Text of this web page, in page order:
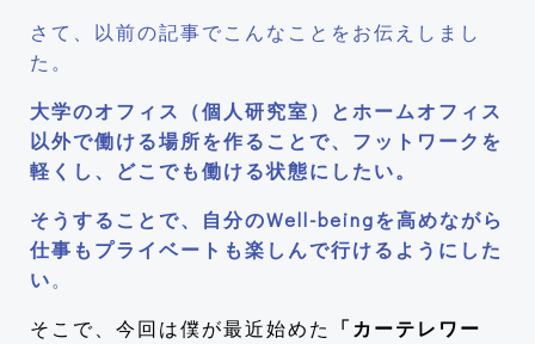
さて、以前の記事でこんなことをお伝えしまし
た。
大学のオフィス（個人研究室）とホームオフィス
以外で働ける場所を作ることで、フットワークを
軽くし、どこでも働ける状態にしたい。
そうすることで、自分のWell-beingを高めながら
仕事もプライベートも楽しんで行けるようにした
い。
そこで、今回は僕が最近始めた
「カーテレワー